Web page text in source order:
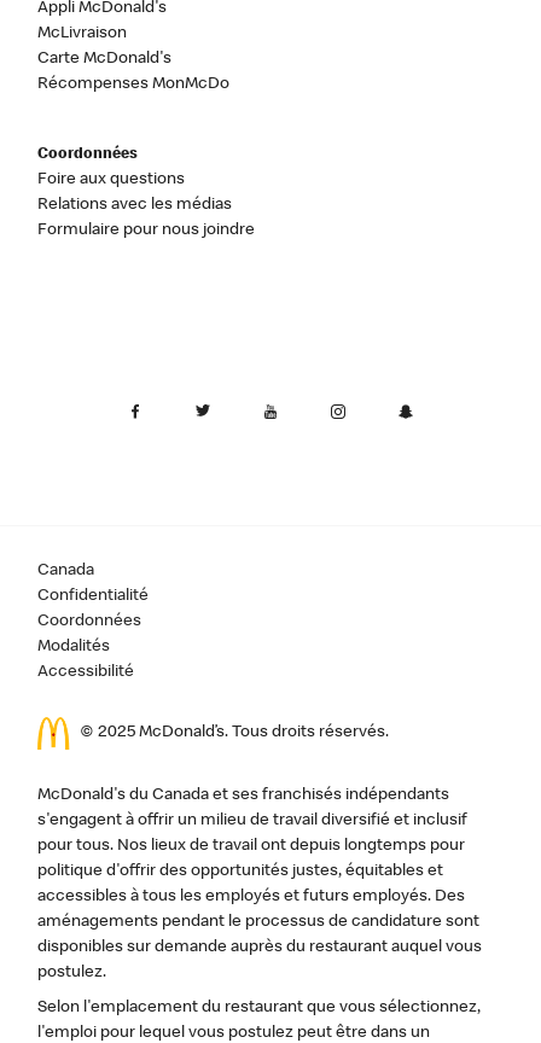
Appli McDonald's
McLivraison
Carte McDonald's
Récompenses MonMcDo
Coordonnées
Foire aux questions
Relations avec les médias
Formulaire pour nous joindre
Canada
Confidentialité
Coordonnées
Modalités
Accessibilité
© 2025 McDonald’s. Tous droits réservés.
McDonald's du Canada et ses franchisés indépendants
s'engagent à offrir un milieu de travail diversifié et inclusif
pour tous. Nos lieux de travail ont depuis longtemps pour
politique d'offrir des opportunités justes, équitables et
accessibles à tous les employés et futurs employés. Des
aménagements pendant le processus de candidature sont
disponibles sur demande auprès du restaurant auquel vous
postulez.
Selon l'emplacement du restaurant que vous sélectionnez,
l'emploi pour lequel vous postulez peut être dans un